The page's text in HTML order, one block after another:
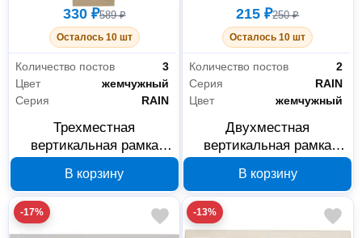
330 ₽589 ₽
Осталось 10 шт
Количество постов
3
Цвет
жемчужный
Серия
RAIN
Трехместная
вертикальная рамка
703-3030-153
В корзину
215 ₽250 ₽
Осталось 10 шт
Количество постов
2
Серия
RAIN
Цвет
жемчужный
Двухместная
вертикальная рамка
белая без вставки 703-
3030-152
В корзину
-17% -13%